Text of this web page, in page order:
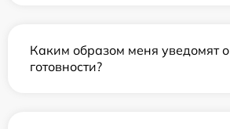
Каким образом меня уведомят о
готовности?